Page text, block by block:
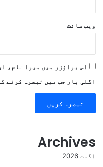
ویب‌ سائٹ
اس براؤزر میں میرا نام،
اگلی بار جب میں تبصرہ کرنے
Archives
اگست 2026